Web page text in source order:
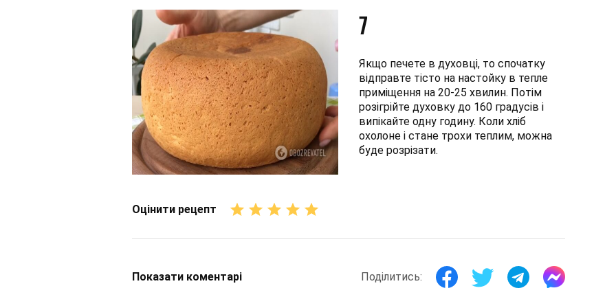
7
Якщо печете в духовці, то спочатку
відправте тісто на настойку в тепле
приміщення на 20-25 хвилин. Потім
розігрійте духовку до 160 градусів і
випікайте одну годину. Коли хліб
охолоне і стане трохи теплим, можна
буде розрізати.
Оцінити рецепт
Показати коментарі Поділитись: